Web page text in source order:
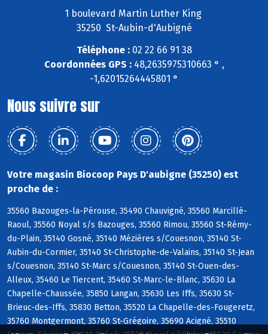
1 boulevard Martin Luther King
35250 St-Aubin-d'Aubigné
Téléphone :02 22 66 91 38
Coordonnées GPS :48,2635975310663 ° ,
-1,62015264445801 °
Nous suivre sur
Votre magasin Biocoop Pays D'aubigne (35250) est
proche de :
35560 Bazouges-la-Pérouse, 35490 Chauvigné, 35560 Marcillé-
Raoul, 35560 Noyal s/s Bazouges, 35560 Rimou, 35560 St-Rémy-
du-Plain, 35140 Gosné, 35140 Mézières s/Couesnon, 35140 St-
Aubin-du-Cormier, 35140 St-Christophe-de-Valains, 35140 St-Jean
s/Couesnon, 35140 St-Marc s/Couesnon, 35140 St-Ouen-des-
Alleux, 35460 Le Tiercent, 35460 St-Marc-le-Blanc, 35630 La
Chapelle-Chaussée, 35850 Langan, 35630 Les Iffs, 35630 St-
Brieuc-des-Iffs, 35830 Betton, 35520 La Chapelle-des-Fougeretz,
35760 Montgermont, 35760 St-Grégoire, 35690 Acigné, 35510